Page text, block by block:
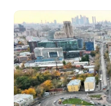
00:00